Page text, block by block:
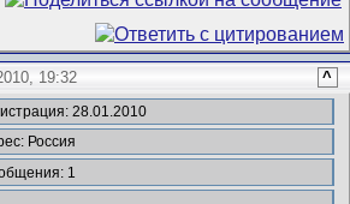
19:32 ^
28.01.2010
Россия
1